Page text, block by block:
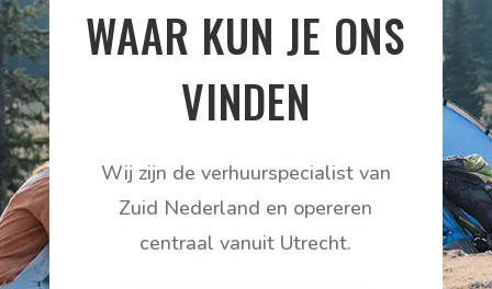
WAAR KUN JE ONS
VINDEN
Wij zijn de verhuurspecialist van
Zuid Nederland en opereren
centraal vanuit Utrecht.